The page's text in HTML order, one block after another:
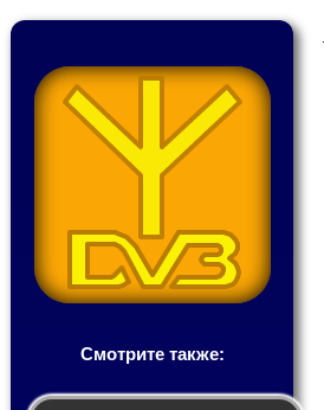
Смотрите также: